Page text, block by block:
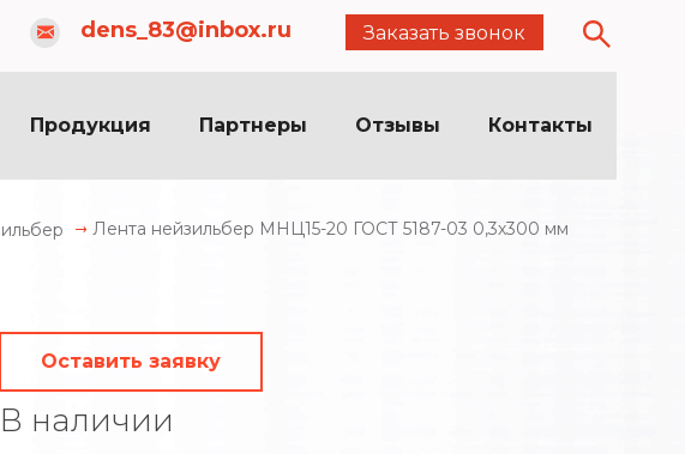
dens_83@inbox.ru Заказать звонок
Продукция Партнеры Отзывы Контакты
Лента нейзильбер МНЦ15-20 ГОСТ 5187-03 0,3х300 мм
Оставить заявку
В наличии